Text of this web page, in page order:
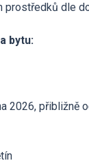
prostředků dle
bytu:
2026, přibližně